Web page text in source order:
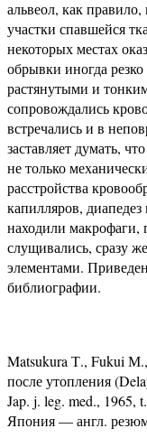
альвеол, как правило,
участки спавшейся
некоторых местах
обрывки иногда
растянутыми и
сопровождались
встречались и в
заставляет думать,
не только
расстройства
капилляров,
находили макрофаги,
слущивались, сразу
элементами.
библиографии.
Matsukura Т., Fukui
после утопления
Jap. j. leg. med.,
Япония — англ.